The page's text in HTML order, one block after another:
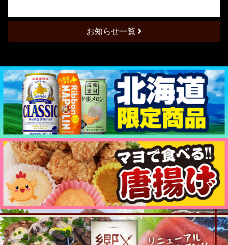
お知らせ一覧